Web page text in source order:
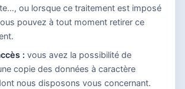
ou lorsque ce traitement est imposé
pouvez à tout moment retirer ce
: vous avez la possibilité de
copie des données à caractère
nous disposons vous concernant.